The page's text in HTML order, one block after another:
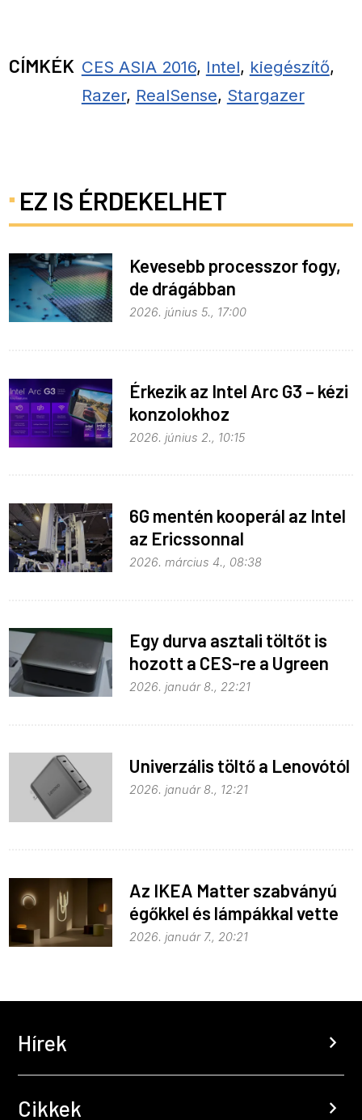
CÍMKÉK CES ASIA 2016, Intel, kiegészítő,
Razer, RealSense, Stargazer
EZ IS ÉRDEKELHET
Kevesebb processzor fogy,
de drágábban
2026. június 5., 17:00
Érkezik az Intel Arc G3 – kézi
konzolokhoz
2026. június 2., 10:15
6G mentén kooperál az Intel
az Ericssonnal
2026. március 4., 08:38
Egy durva asztali töltőt is
hozott a CES-re a Ugreen
2026. január 8., 22:21
Univerzális töltő a Lenovótól
2026. január 8., 12:21
Az IKEA Matter szabványú
égőkkel és lámpákkal vette
be Las Vegast
2026. január 7., 20:21
Hírek chevron_right
Cikkek chevron_right